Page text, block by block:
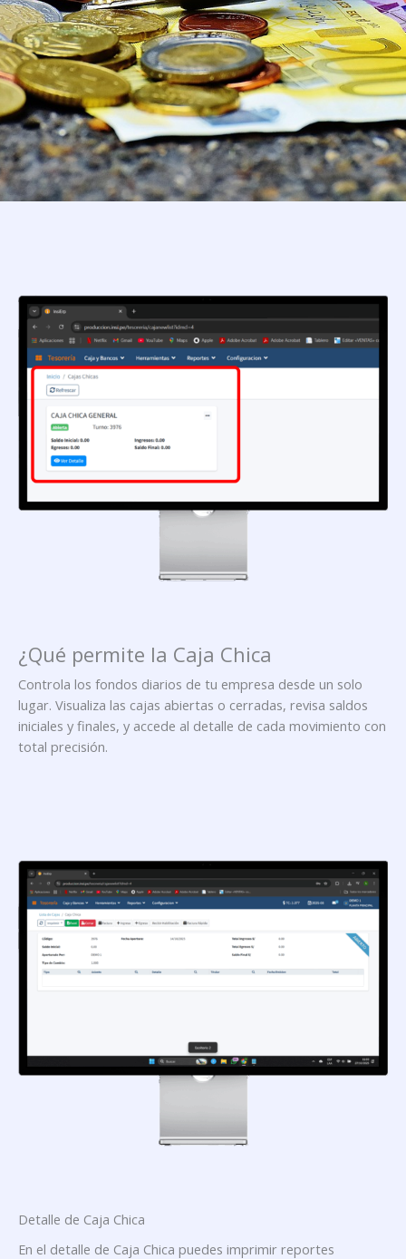
¿Qué permite la Caja Chica
Controla los fondos diarios de tu empresa desde un solo
lugar. Visualiza las cajas abiertas o cerradas, revisa saldos
iniciales y finales, y accede al detalle de cada movimiento con
total precisión.
Detalle de Caja Chica
En el detalle de Caja Chica puedes imprimir reportes